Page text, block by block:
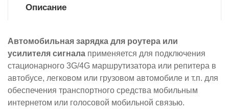
Описание
Автомобильная зарядка для роутера или
усилителя сигнала применяется для подключения
стационарного 3G/4G маршрутизатора или репитера в
автобусе, легковом или грузовом автомобиле и т.п. для
обеспечения транспортного средства мобильным
интернетом или голосовой мобильной связью.